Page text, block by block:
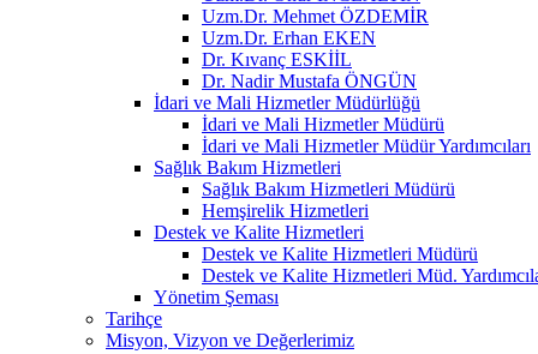
Uzm.Dr. Mehmet ÖZDEMİR
Uzm.Dr. Erhan EKEN
Dr. Kıvanç ESKİİL
Dr. Nadir Mustafa ÖNGÜN
İdari ve Mali Hizmetler Müdürlüğü
İdari ve Mali Hizmetler Müdürü
İdari ve Mali Hizmetler Müdür Yardımcıları
Sağlık Bakım Hizmetleri
Sağlık Bakım Hizmetleri Müdürü
Hemşirelik Hizmetleri
Destek ve Kalite Hizmetleri
Destek ve Kalite Hizmetleri Müdürü
Destek ve Kalite Hizmetleri Müd.
Yönetim Şeması
Tarihçe
Misyon, Vizyon ve Değerlerimiz